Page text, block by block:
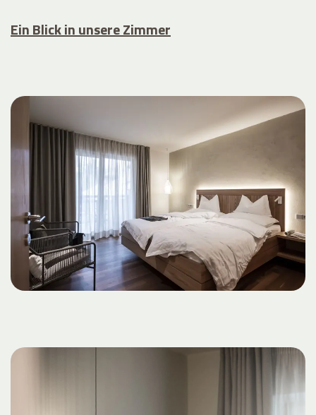
Ein Blick in unsere Zimmer